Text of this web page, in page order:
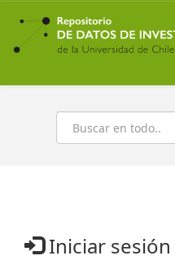
Ir
contenido
principal
Buscar
Iniciar sesión